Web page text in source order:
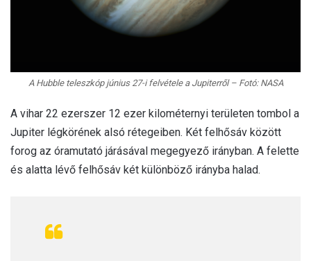
A Hubble teleszkóp június 27-i felvétele a Jupiterről – Fotó: NASA
A vihar 22 ezerszer 12 ezer kilométernyi területen tombol a
Jupiter légkörének alsó rétegeiben. Két felhősáv között
forog az óramutató járásával megegyező irányban. A felette
és alatta lévő felhősáv két különböző irányba halad.